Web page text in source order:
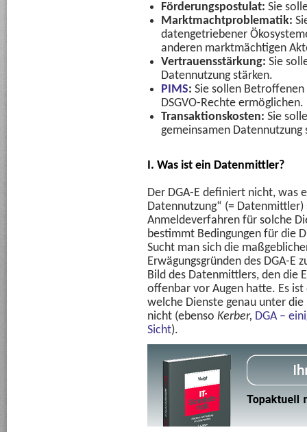
Förderungspostulat: Sie
Marktmachtproblematik:
datengetriebener
anderen marktmächtigen
Vertrauensstärkung: Sie
Datennutzung stärken.
PIMS: Sie sollen
DSGVO-Rechte ermöglichen.
Transaktionskosten: Sie
gemeinsamen Datennutzung
I. Was ist ein Datenmittler?
Der DGA-E definiert nicht, was
Datennutzung“ (=
Anmeldeverfahren für solche
bestimmt Bedingungen für die
Sucht man sich die
Erwägungsgründen des DGA-E
Bild des Datenmittlers, den die
offenbar vor Augen hatte. Es
welche Dienste genau unter
nicht (ebenso Kerber, DGA –
Sicht).